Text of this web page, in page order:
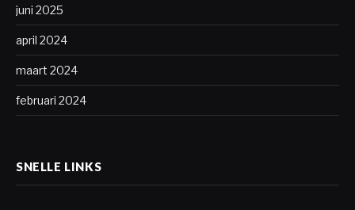
juni 2025
april 2024
maart 2024
februari 2024
SNELLE LINKS